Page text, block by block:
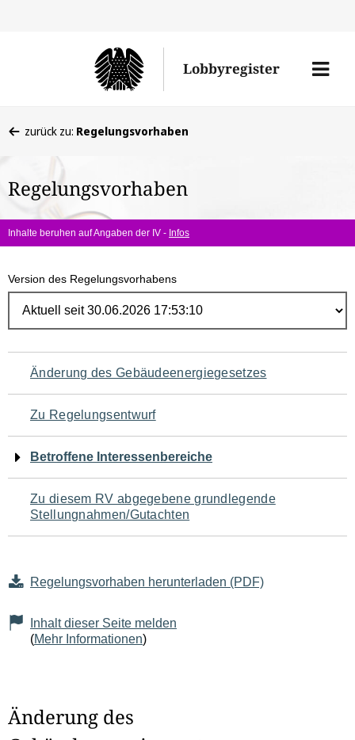
Lobbyregister
Menü
befinden
hier:
zurück zu: Regelungsvorhaben
Regelungsvorhaben
Inhalte beruhen auf Angaben der IV - Infos
Version des Regelungsvorhabens
Navigation
für
den
Seiteninhalt
Änderung des Gebäudeenergiegesetzes
Zu Regelungsentwurf
Betroffene Interessenbereiche
Zu diesem RV abgegebene grundlegende
Stellungnahmen/Gutachten
Regelungsvorhaben herunterladen (PDF)
Inhalt dieser Seite melden
(Mehr Informationen)
Änderung des